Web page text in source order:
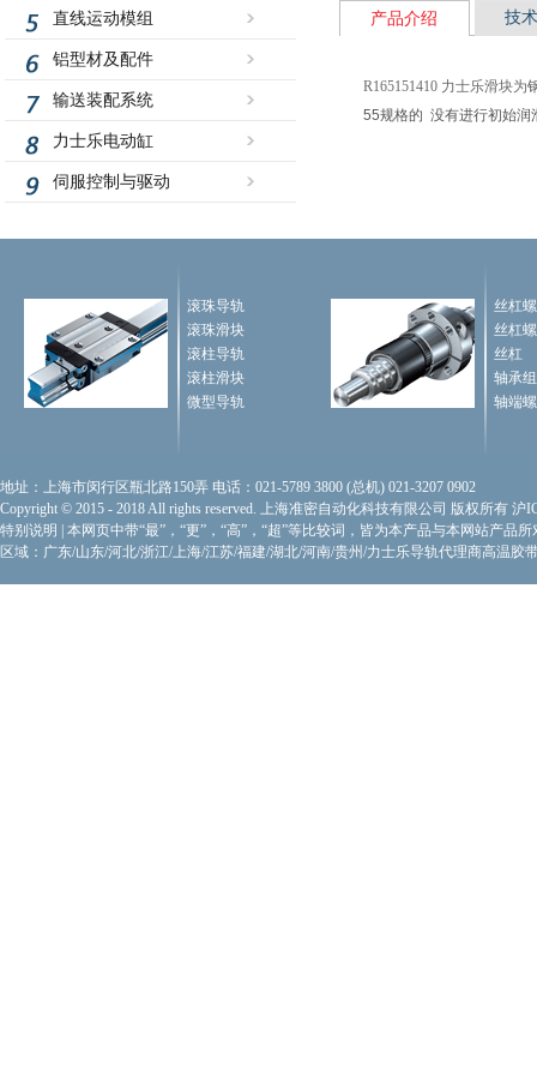
直线运动模组
铝型材及配件
输送装配系统
力士乐电动缸
伺服控制与驱动
产品介绍 技
R165151410 力士乐滑块为
55规格的 没有进行初始润
滚珠导轨
滚珠滑块
滚柱导轨
滚柱滑块
微型导轨
丝杠
丝杠
丝杠
轴承
轴端
地址：上海市闵行区瓶北路150弄 电话：021-5789 3800 (总机) 021-3207 0902
Copyright © 2015 - 2018 All rights reserved. 上海准密自动化科技有限公司 版权所有 沪
特别说明
本网页中带“最”，“更”，“高”，“超”等比较词，皆为本产品与本网站产品所
区域：广东/山东/河北/浙江/上海/江苏/福建/湖北/河南/贵州/力士乐导轨代理商高温胶